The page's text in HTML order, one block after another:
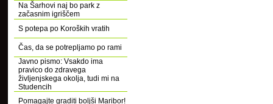
Na Šarhovi naj bo park z
začasnim igriščem
S potepa po Koroških vratih
Čas, da se potrepljamo po rami
Javno pismo: Vsakdo ima
pravico do zdravega
življenjskega okolja, tudi mi na
Studencih
Pomagajte graditi boljši Maribor!